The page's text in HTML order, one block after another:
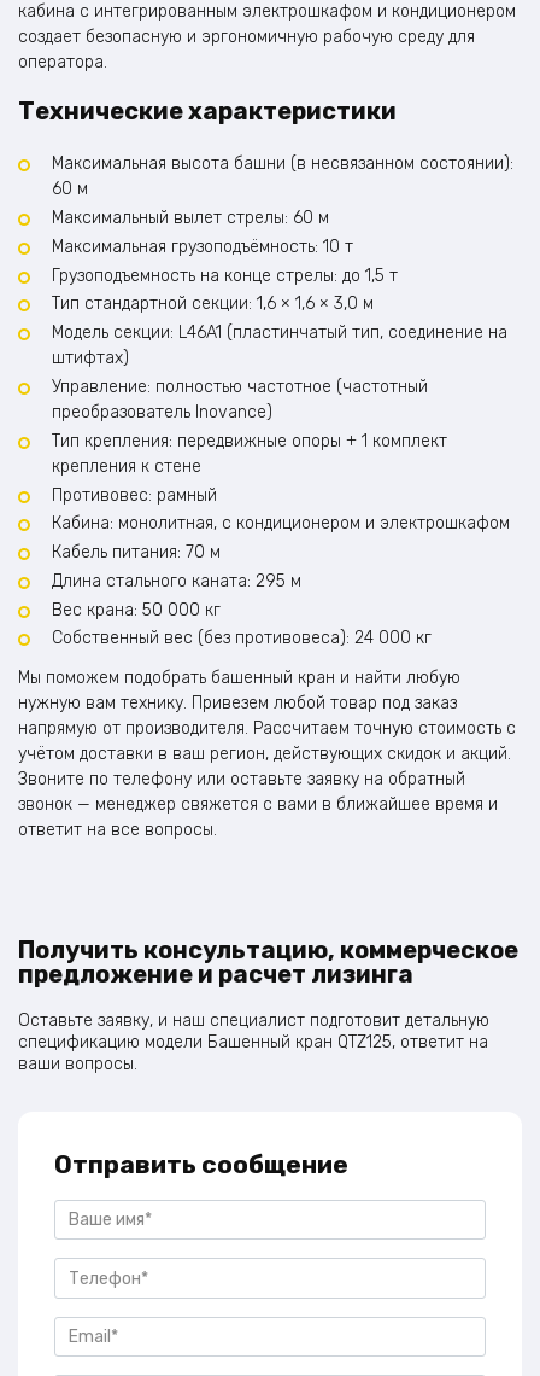
кабина с интегрированным электрошкафом и кондиционером
создает безопасную и эргономичную рабочую среду для
оператора.
Технические характеристики
Максимальная высота башни (в несвязанном состоянии):
60 м
Максимальный вылет стрелы: 60 м
Максимальная грузоподъёмность: 10 т
Грузоподъемность на конце стрелы: до 1,5 т
Тип стандартной секции: 1,6 × 1,6 × 3,0 м
Модель секции: L46A1 (пластинчатый тип, соединение на
штифтах)
Управление: полностью частотное (частотный
преобразователь Inovance)
Тип крепления: передвижные опоры + 1 комплект
крепления к стене
Противовес: рамный
Кабина: монолитная, с кондиционером и электрошкафом
Кабель питания: 70 м
Длина стального каната: 295 м
Вес крана: 50 000 кг
Собственный вес (без противовеса): 24 000 кг
Мы поможем подобрать башенный кран и найти любую
нужную вам технику. Привезем любой товар под заказ
напрямую от производителя. Рассчитаем точную стоимость с
учётом доставки в ваш регион, действующих скидок и акций.
Звоните по телефону или оставьте заявку на обратный
звонок — менеджер свяжется с вами в ближайшее время и
ответит на все вопросы.
Получить консультацию, коммерческое
предложение и расчет лизинга
Оставьте заявку, и наш специалист подготовит детальную
спецификацию модели Башенный кран QTZ125, ответит на
ваши вопросы.
Отправить сообщение